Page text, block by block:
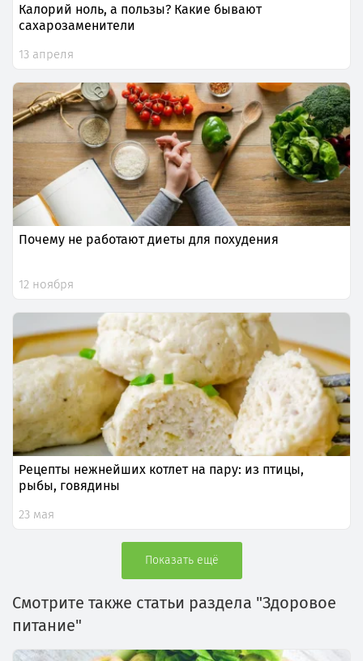
Калорий ноль, а пользы? Какие бывают
сахарозаменители
13 апреля
Почему не работают диеты для похудения
12 ноября
Рецепты нежнейших котлет на пару: из птицы,
рыбы, говядины
23 мая
Показать ещё
Смотрите также статьи раздела "Здоровое
питание"